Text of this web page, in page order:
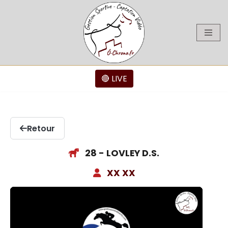
🔴 LIVE
Retour
28 - LOVLEY D.S.
XX XX